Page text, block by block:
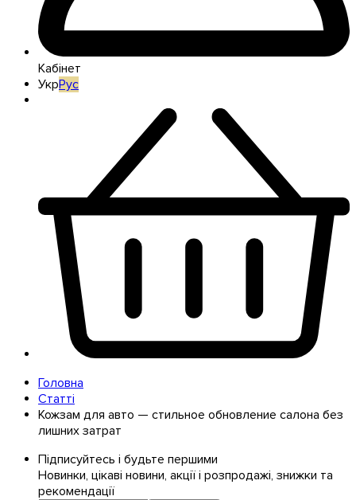
Кабінет
УкрРус
Головна
Статті
Кожзам для авто — стильное обновление салона без
лишних затрат
Підписуйтесь і будьте першими
Новинки, цікаві новини, акції і розпродажі, знижки та
рекомендації